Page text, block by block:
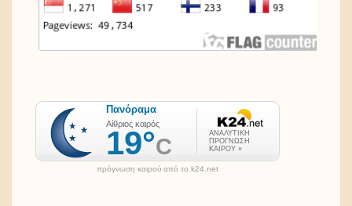
πρόγνωση καιρού από το k24.net